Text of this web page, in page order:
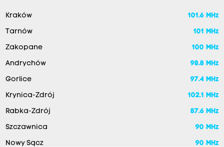
Kraków 101.6 MHz
Tarnów 101 MHz
Zakopane 100 MHz
Andrychów 98.8 MHz
Gorlice 97.4 MHz
Krynica-Zdrój 102.1 MHz
Rabka-Zdrój 87.6 MHz
Szczawnica 90 MHz
Nowy Sącz 90 MHz